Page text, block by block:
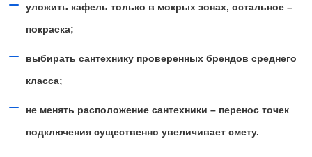
уложить кафель только в мокрых зонах, остальное –
покраска;
выбирать сантехнику проверенных брендов среднего
класса;
не менять расположение сантехники – перенос точек
подключения существенно увеличивает смету.